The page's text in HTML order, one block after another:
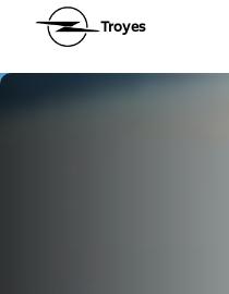
Troyes